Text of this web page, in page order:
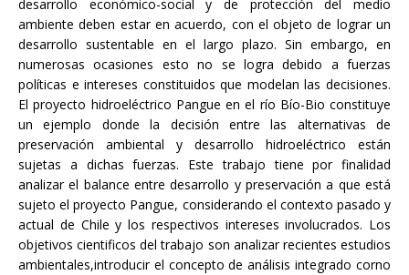
desarrollo económico-social y de protección del medio
ambiente deben estar en acuerdo, con el objeto de lograr un
desarrollo sustentable en el largo plazo. Sin embargo, en
numerosas ocasiones esto no se logra debido a fuerzas
políticas e intereses constituidos que modelan las decisiones.
El proyecto hidroeléctrico Pangue en el río Bío-Bio constituye
un ejemplo donde la decisión entre las alternativas de
preservación ambiental y desarrollo hidroeléctrico están
sujetas a dichas fuerzas. Este trabajo tiene por finalidad
analizar el balance entre desarrollo y preservación a que está
sujeto el proyecto Pangue, considerando el contexto pasado y
actual de Chile y los respectivos intereses involucrados. Los
objetivos cientificos del trabajo son analizar recientes estudios
ambientales,introducir el concepto de análisis integrado corno